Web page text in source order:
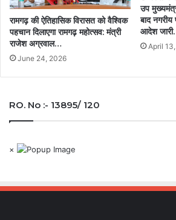
रामगढ़ की ऐतिहासिक विरासत को वैश्विक
पहचान दिलाएगा रामगढ़ महोत्सव: मंत्री
राजेश अग्रवाल…
June 24, 2026
उप
बाद नगरीय
आदेश
April
RO. No :- 13895/ 120
×